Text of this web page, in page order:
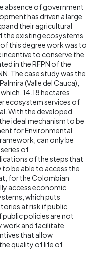
absence of government
has driven a large
their agricultural
the existing ecosystems
this degree work was to
to conserve the
in the RFPN of the
The case study was the
(Valle del Cauca),
14.18 hectares
ecosystem services of
With the developed
ideal mechanism to be
for Environmental
can only be
of
of the steps that
be able to access the
for the Colombian
access economic
which puts
at risk if public
policies are not
work and facilitate
that allow
quality of life of